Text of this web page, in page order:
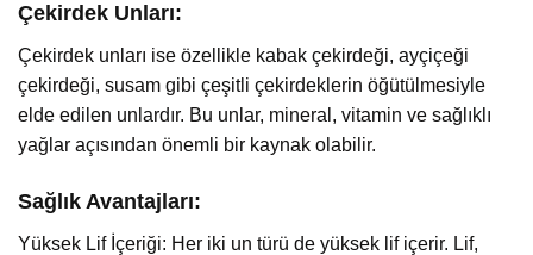
Çekirdek Unları:
Çekirdek unları ise özellikle kabak çekirdeği, ayçiçeği
çekirdeği, susam gibi çeşitli çekirdeklerin öğütülmesiyle
elde edilen unlardır. Bu unlar, mineral, vitamin ve sağlıklı
yağlar açısından önemli bir kaynak olabilir.
Sağlık Avantajları:
Yüksek Lif İçeriği: Her iki un türü de yüksek lif içerir. Lif,